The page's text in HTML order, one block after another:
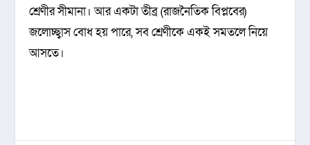
শ্রেণীর সীমানা। আর একটা তীব্র (রাজনৈতিক বিপ্লবের)
জলোচ্ছ্বাস বোধ হয় পারে, সব শ্রেণীকে একই সমতলে নিয়ে
আসতে।